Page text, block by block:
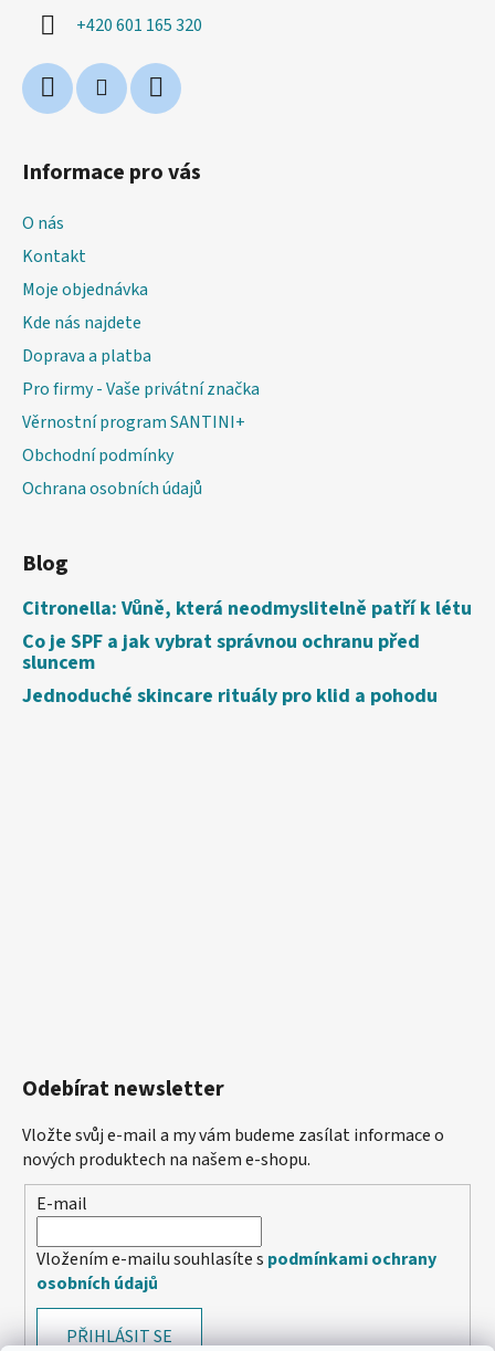
+420 601 165 320
Informace pro vás
O nás
Kontakt
Moje objednávka
Kde nás najdete
Doprava a platba
Pro firmy - Vaše privátní značka
Věrnostní program SANTINI+
Obchodní podmínky
Ochrana osobních údajů
Blog
Citronella: Vůně, která neodmyslitelně patří k létu
Co je SPF a jak vybrat správnou ochranu před
sluncem
Jednoduché skincare rituály pro klid a pohodu
Odebírat newsletter
Vložte svůj e-mail a my vám budeme zasílat informace o
nových produktech na našem e-shopu.
E-mail
Vložením e-mailu souhlasíte s podmínkami ochrany
osobních údajů
PŘIHLÁSIT SE